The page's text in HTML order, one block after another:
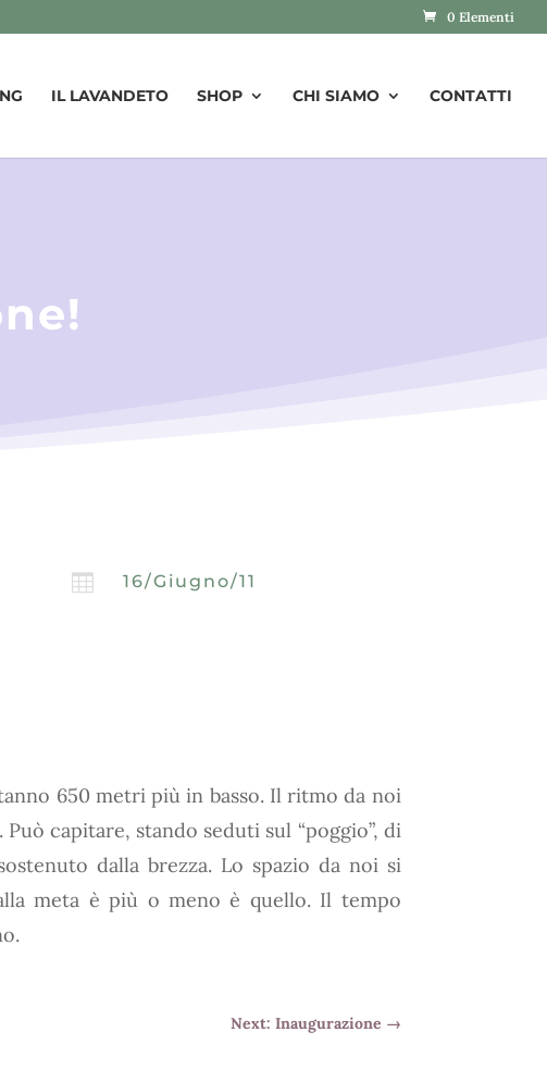
0 Elementi
IL LAVANDETO SHOP CHI SIAMO CONTATTI
 16/Giugno/11
650 metri più in basso. Il ritmo da noi
capitare, stando seduti sul “poggio”, di
dalla brezza. Lo spazio da noi si
meta è più o meno è quello. Il tempo
Next: Inaugurazione →